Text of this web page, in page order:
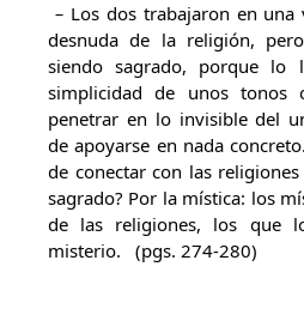
– Los dos trabajaron en una
desnuda de la religión,
siendo sagrado, porque lo
simplicidad de unos tonos
penetrar en lo invisible del
de apoyarse en nada
de conectar con las
sagrado? Por la mística: los
de las religiones, los que
misterio. (pgs. 274-280)